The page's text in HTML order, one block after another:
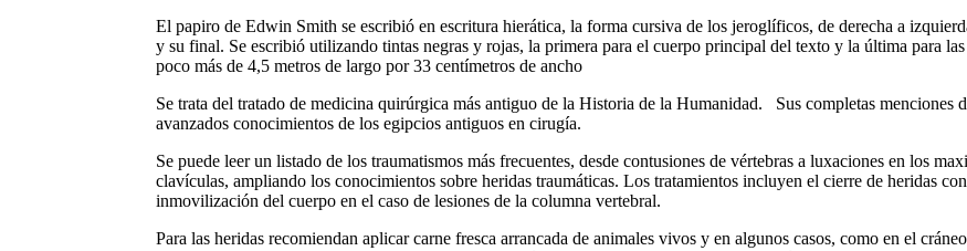
El papiro de Edwin Smith se escribió en escritura hierática, la forma cursiva de los jeroglíficos, de derecha a
y su final. Se escribió utilizando tintas negras y rojas, la primera para el cuerpo principal del texto y la última para
poco más de 4,5 metros de largo por 33 centímetros de ancho
Se trata del tratado de medicina quirúrgica más antiguo de la Historia de la Humanidad. Sus completas menciones
avanzados conocimientos de los egipcios antiguos en cirugía.
Se puede leer un listado de los traumatismos más frecuentes, desde contusiones de vértebras a luxaciones en los
clavículas, ampliando los conocimientos sobre heridas traumáticas. Los tratamientos incluyen el cierre de heridas
inmovilización del cuerpo en el caso de lesiones de la columna vertebral.
Para las heridas recomiendan aplicar carne fresca arrancada de animales vivos y en algunos casos, como en el